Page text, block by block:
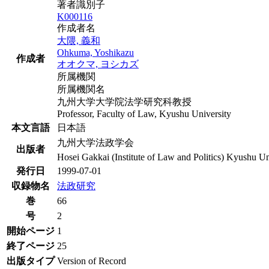
作成者
著者識別子
K000116
作成者名
大隈, 義和
Ohkuma, Yoshikazu
オオクマ, ヨシカズ
所属機関
所属機関名
九州大学大学院法学研究科教授
Professor, Faculty of Law, Kyushu University
本文言語
日本語
出版者
九州大学法政学会
Hosei Gakkai (Institute of Law and Politics) Kyushu
発行日
1999-07-01
収録物名
法政研究
巻
66
号
2
開始ページ 1
終了ページ 25
出版タイプ Version of Record